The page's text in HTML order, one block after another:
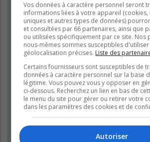
aussi être en échange de d'autres plants (cerise
je suis très à l'aise de les donner pour rien du tout.
Je suis à Montréal. J'en ai chez moi dans
Villeray chez mon chum.
Vos données à caractère personnel seront
informations liées à votre appareil
uniques et autres types de données)
et consultées par 66 partenaires, ainsi que
ou utilisées spécifiquement par ce site. Nos
nous-mêmes sommes susceptibles
géolocalisation précises. Liste des
Certains fournisseurs sont susceptibles de
données à caractère personnel sur la base
légitime. Vous pouvez vous y opposer en
ci-dessous. Recherchez un lien en bas de
le menu du site pour gérer ou retirer votre
dans les paramètres des cookies et de
Autoriser